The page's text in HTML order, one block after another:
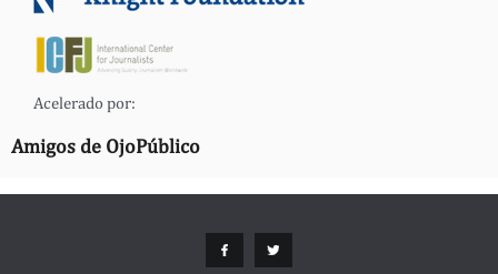
Acelerado por:
Amigos de OjoPúblico